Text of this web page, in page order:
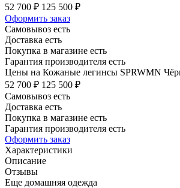
52 700 ₽ 125 500 ₽
Оформить заказ
Самовывоз есть
Доставка есть
Покупка в магазине есть
Гарантия производителя есть
Цены на Кожаные легинсы SPRWMN
52 700 ₽ 125 500 ₽
Самовывоз есть
Доставка есть
Покупка в магазине есть
Гарантия производителя есть
Оформить заказ
Характеристики
Описание
Отзывы
Еще домашняя одежда